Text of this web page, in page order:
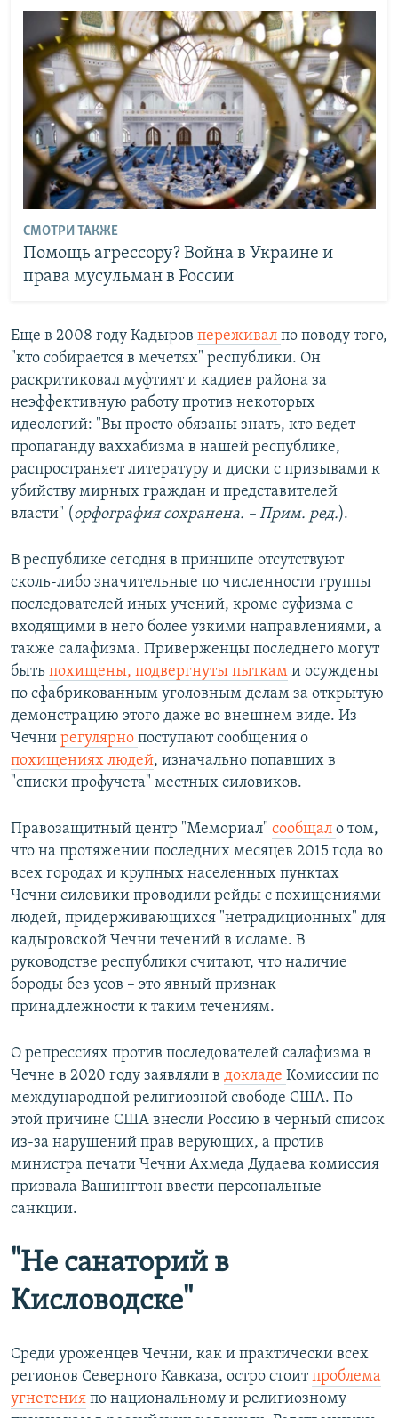
СМОТРИ ТАКЖЕ
Помощь агрессору? Война в Украине и
права мусульман в России
Еще в 2008 году Кадыров переживал по поводу того,
"кто собирается в мечетях" республики. Он
раскритиковал муфтият и кадиев района за
неэффективную работу против некоторых
идеологий: "Вы просто обязаны знать, кто ведет
пропаганду ваххабизма в нашей республике,
распространяет литературу и диски с призывами к
убийству мирных граждан и представителей
власти" (орфография сохранена. – Прим. ред.).
В республике сегодня в принципе отсутствуют
сколь-либо значительные по численности группы
последователей иных учений, кроме суфизма с
входящими в него более узкими направлениями, а
также салафизма. Приверженцы последнего могут
быть похищены, подвергнуты пыткам и осуждены
по сфабрикованным уголовным делам за открытую
демонстрацию этого даже во внешнем виде. Из
Чечни регулярно поступают сообщения о
похищениях людей, изначально попавших в
"списки профучета" местных силовиков.
Правозащитный центр "Мемориал" сообщал о том,
что на протяжении последних месяцев 2015 года во
всех городах и крупных населенных пунктах
Чечни силовики проводили рейды с похищениями
людей, придерживающихся "нетрадиционных" для
кадыровской Чечни течений в исламе. В
руководстве республики считают, что наличие
бороды без усов – это явный признак
принадлежности к таким течениям.
О репрессиях против последователей салафизма в
Чечне в 2020 году заявляли в докладе Комиссии по
международной религиозной свободе США. По
этой причине США внесли Россию в черный список
из-за нарушений прав верующих, а против
министра печати Чечни Ахмеда Дудаева комиссия
призвала Вашингтон ввести персональные
санкции.
"Не санаторий в
Кисловодске"
Среди уроженцев Чечни, как и практически всех
регионов Северного Кавказа, остро стоитпроблема
угнетения по национальному и религиозному